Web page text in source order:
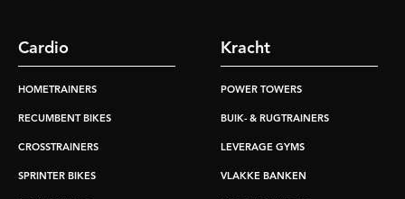
Cardio
HOMETRAINERS
RECUMBENT BIKES
CROSSTRAINERS
SPRINTER BIKES
Kracht
POWER TOWERS
BUIK- & RUGTRAINERS
LEVERAGE GYMS
VLAKKE BANKEN